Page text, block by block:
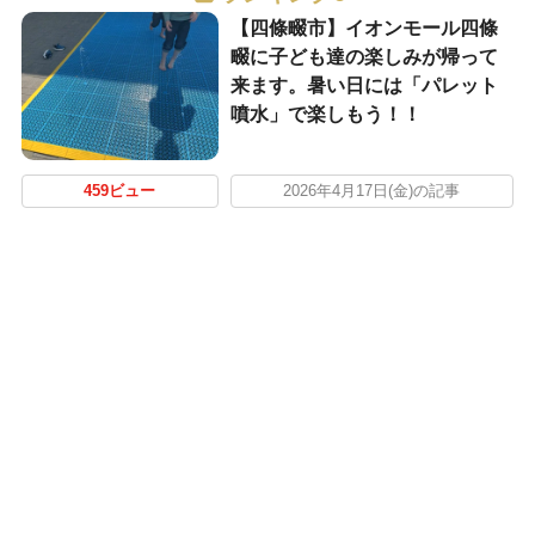
【四條畷市】イオンモール四條
畷に子ども達の楽しみが帰って
来ます。暑い日には「パレット
噴水」で楽しもう！！
459ビュー 2026年4月17日(金)の記事